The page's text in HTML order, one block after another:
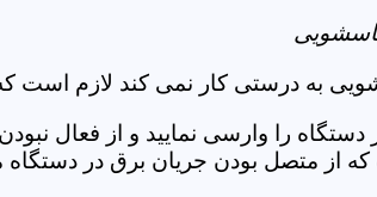
به درستی کار نمی کند لازم است
را وارسی نمایید و از فعال
که از متصل بودن جریان برق در